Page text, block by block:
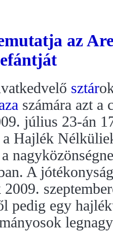
az
sztár
számára azt a
július 23-án
a Hajlék
A
pedig egy